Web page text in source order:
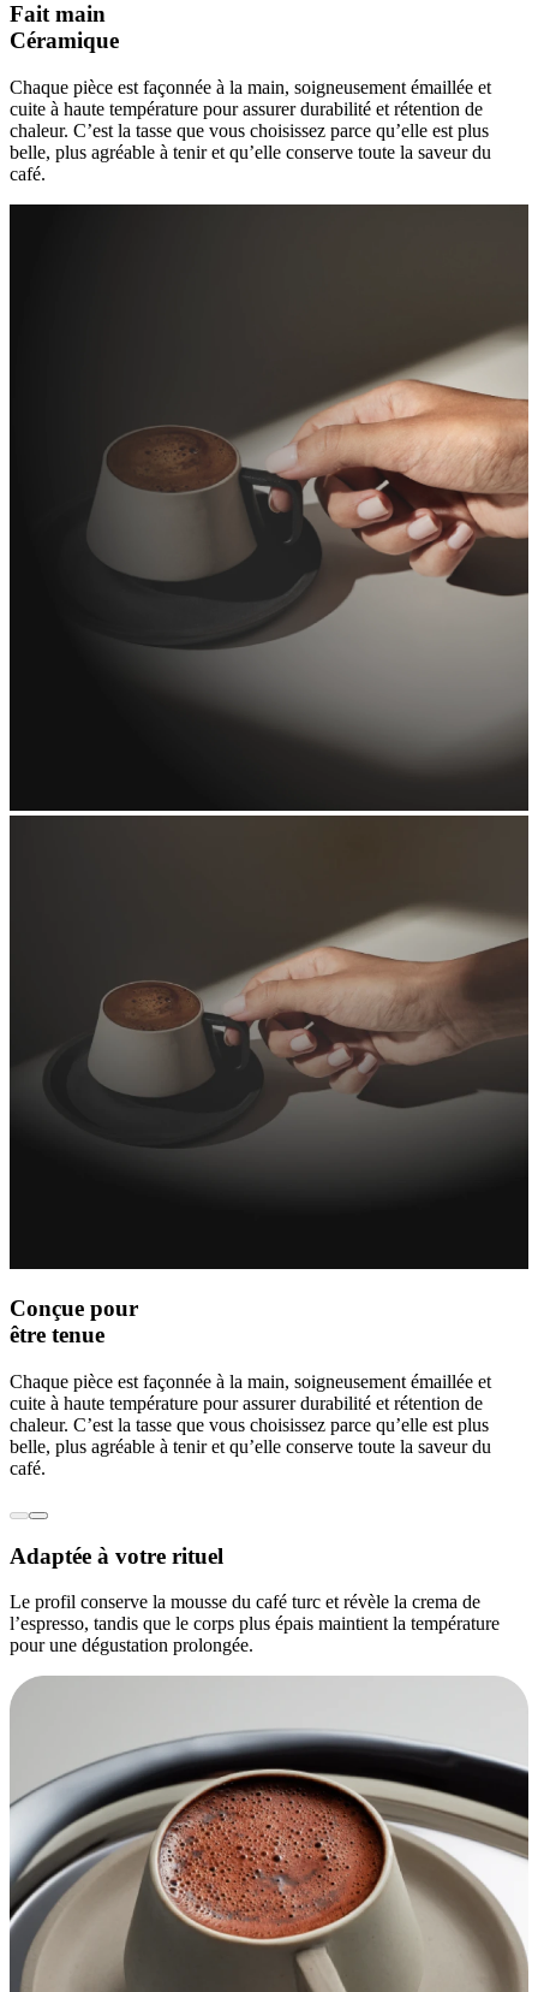
Fait main
Céramique
Chaque pièce est façonnée à la main, soigneusement émaillée et
cuite à haute température pour assurer durabilité et rétention de
chaleur. C’est la tasse que vous choisissez parce qu’elle est plus
belle, plus agréable à tenir et qu’elle conserve toute la saveur du
café.
Conçue pour
être tenue
Chaque pièce est façonnée à la main, soigneusement émaillée et
cuite à haute température pour assurer durabilité et rétention de
chaleur. C’est la tasse que vous choisissez parce qu’elle est plus
belle, plus agréable à tenir et qu’elle conserve toute la saveur du
café.
Adaptée à votre rituel
Le profil conserve la mousse du café turc et révèle la crema de
l’espresso, tandis que le corps plus épais maintient la température
pour une dégustation prolongée.